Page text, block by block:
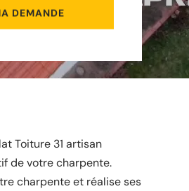
Toiture 31 artisan
de votre charpente.
charpente et réalise ses